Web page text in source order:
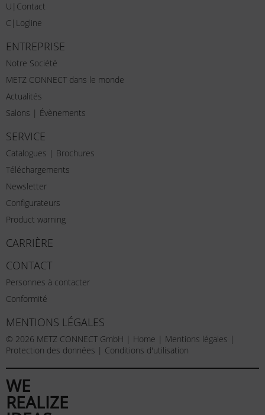
U|Contact
C|Logline
ENTREPRISE
Notre Société
METZ CONNECT dans le monde
Actualités
Salons | Évènements
SERVICE
Catalogues | Brochures
Téléchargements
Newsletter
Configurateurs
Product warning
CARRIÈRE
CONTACT
Personnes à contacter
Conformité
MENTIONS LÉGALES
© 2026 METZ CONNECT GmbH | Home | Mentions légales |
Protection des données | Conditions d'utilisation
WE
REALIZE